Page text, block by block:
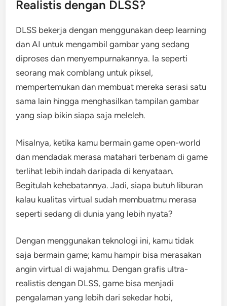
Realistis dengan DLSS?
DLSS bekerja dengan menggunakan deep learning
dan AI untuk mengambil gambar yang sedang
diproses dan menyempurnakannya. Ia seperti
seorang mak comblang untuk piksel,
mempertemukan dan membuat mereka serasi satu
sama lain hingga menghasilkan tampilan gambar
yang siap bikin siapa saja meleleh.
Misalnya, ketika kamu bermain game open-world
dan mendadak merasa matahari terbenam di game
terlihat lebih indah daripada di kenyataan.
Begitulah kehebatannya. Jadi, siapa butuh liburan
kalau kualitas virtual sudah membuatmu merasa
seperti sedang di dunia yang lebih nyata?
Dengan menggunakan teknologi ini, kamu tidak
saja bermain game; kamu hampir bisa merasakan
angin virtual di wajahmu. Dengan grafis ultra-
realistis dengan DLSS, game bisa menjadi
pengalaman yang lebih dari sekedar hobi,